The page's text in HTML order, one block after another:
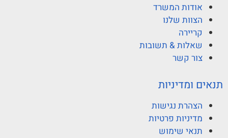
אודות המשרד
הצוות שלנו
קריירה
שאלות & תשובות
צור קשר
תנאים ומדיניות
הצהרת נגישות
מדיניות פרטיות
תנאי שימוש